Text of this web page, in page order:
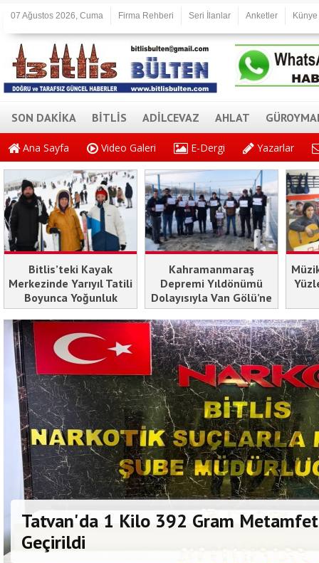
07 Ağustos 2026, Cuma Firma Rehberi Seri İlanlar Anketler Künye
SON DAKİKA BİTLİS ADİLCEVAZ AHLAT
Ana Sayfa Video Galeri E-Dergi Yazarlar
Bitlis’teki Kayak
Merkezinde Yarıyıl Tatili
Boyunca Yoğunluk
Yaşandı
Kahramanmaraş
Depremi Yıldönümü
Dolayısıyla Van Gölü’ne
Karanfil Bırakıldı
Tatvan'da 1 Kilo 392 Gram
Geçirildi